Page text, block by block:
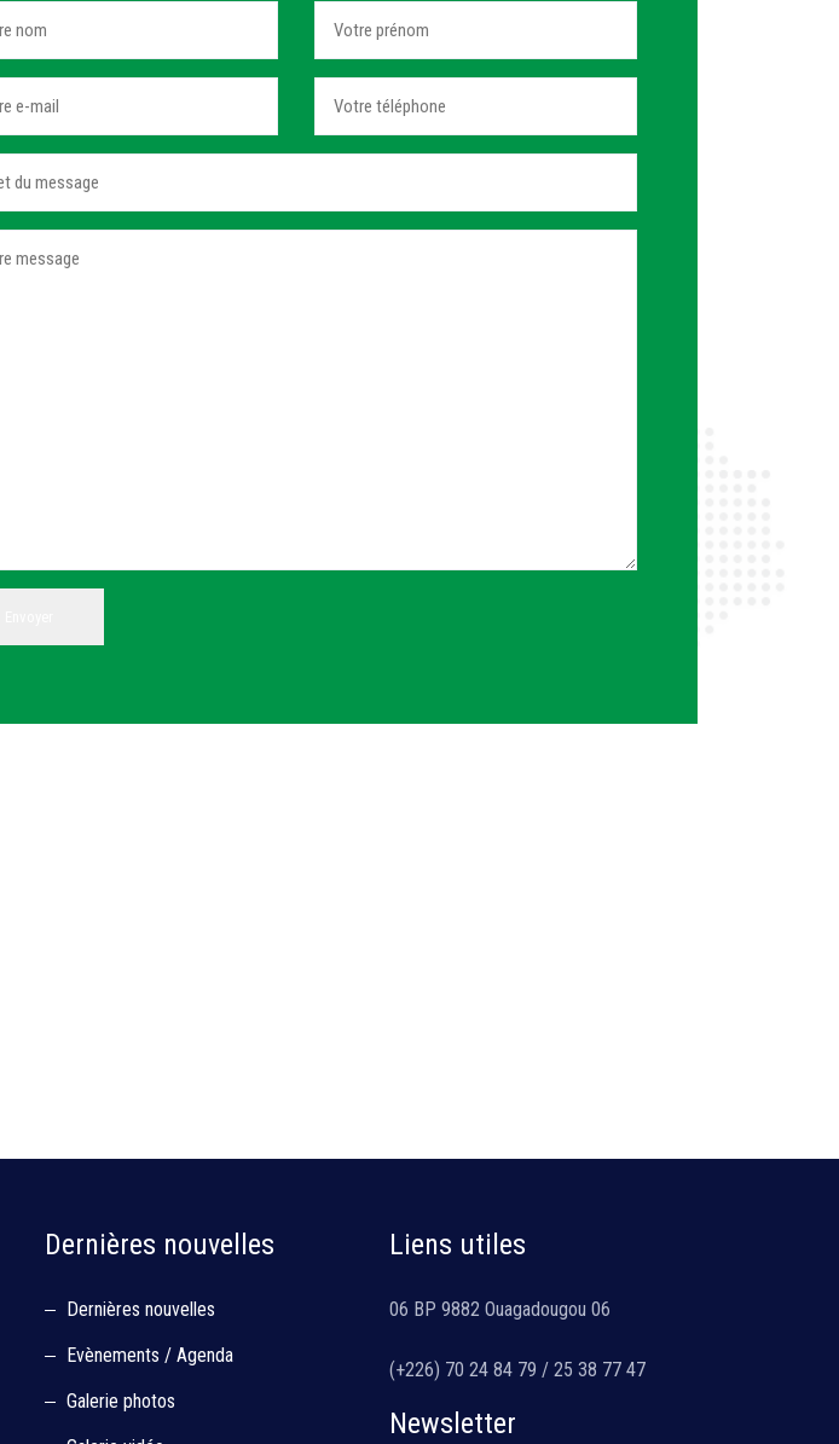
Dernières nouvelles
Dernières nouvelles
Evènements / Agenda
Galerie photos
Liens utiles
06 BP 9882 Ouagadougou 06
(+226) 70 24 84 79 / 25 38 77 47
Newsletter